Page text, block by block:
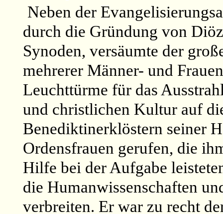
Neben der
durch die Gründung von
Synoden, versäumte der
mehrerer Männer- und
Leuchttürme für das
und christlichen Kultur auf
Benediktinerklöstern seiner
Ordensfrauen gerufen, die
Hilfe bei der Aufgabe
die Humanwissenschaften
verbreiten. Er war zu recht